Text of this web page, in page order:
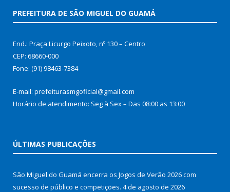
PREFEITURA DE SÃO MIGUEL DO GUAMÁ
End.: Praça Licurgo Peixoto, nº 130 – Centro
CEP: 68660-000
Fone: (91) 98463-7384
E-mail: prefeiturasmgoficial@gmail.com
Horário de atendimento: Seg à Sex – Das 08:00 as 13:00
ÚLTIMAS PUBLICAÇÕES
São Miguel do Guamá encerra os Jogos de Verão 2026 com
sucesso de público e competições. 4 de agosto de 2026